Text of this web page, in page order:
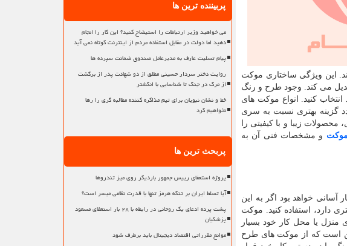
این ویژگی ساختاری موکت
می کند. وجود طرح و رنگ
کنید. انواع موکت های
گزینه بهتری نسبت به سری
زیبا و با کیفیتی را
و مشخصات فنی آن به
آسانی خواهد بود اگر به این
دارد، استفاده کنید. موکت
یا محل کار خود بسیار
است که از موکت های طرح
پربیننده ترین ها
می خواهید وزیر ارتباطات را استیضاح کنید؟ این کار را انجام
دهید اما دولت در مقابل استفاده مردم از اینترنت کوتاه نمی آید
پیام تسلیت عارف به مدیرعامل صندوق ضمانت سپرده ها
روایت دختر سردار حسینی مطلق از دو شهادت پدر از برگشت
از مرگ در جنگ تا شناسایی با انگشتر
خط و نشان نبویان برای تیم مذاکره کننده مطالبه گری را رها
نخواهیم کرد
پربحث ترین ها
پروژه استعفای رییس جمهور باردیگر روی میز تندروها
آیا تسلط ایران بر تنگه هرمز تنها با قدرت نظامی میسر است؟
پشت پرده ادعای یک روحانی در رابطه با ۲۸ بار استعفای مسعود
پزشکیان
موانع مقرراتی اقتصاد دیجیتال باید برطرف شود